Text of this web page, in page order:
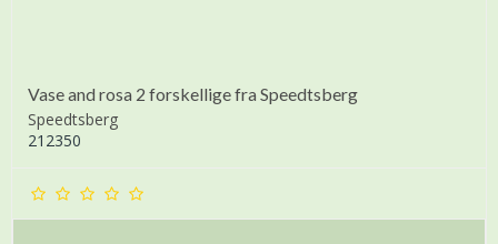
Vase and rosa 2 forskellige fra Speedtsberg
Speedtsberg
212350